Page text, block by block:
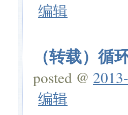
编辑
（转载）循
posted @
编辑